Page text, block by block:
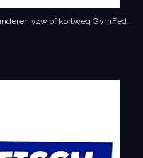
vzw of kortweg GymFed.